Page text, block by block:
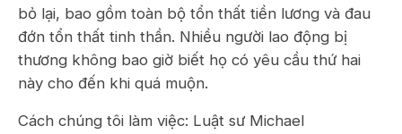
bỏ lại, bao gồm toàn bộ tổn thất tiền lương và đau
đớn tổn thất tinh thần. Nhiều người lao động bị
thương không bao giờ biết họ có yêu cầu thứ hai
này cho đến khi quá muộn.
Cách chúng tôi làm việc: Luật sư Michael